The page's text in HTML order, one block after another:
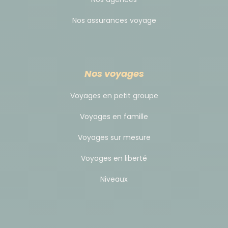
à Java, on peut changer auprès des banques et des
ayant une autorisation légale).
Vous pourrez utiliser votre carte de crédit dans de
Vous pouvez également retirer du liquide avec votre
Nos assurances voyage
Nos voyages
Voyages en petit groupe
Voyages en famille
Voyages sur mesure
Voyages en liberté
Niveaux